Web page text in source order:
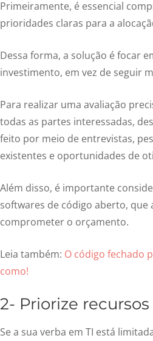
Primeiramente, é essencial
prioridades claras para a
Dessa forma, a solução é focar
investimento, em vez de seguir
Para realizar uma avaliação
todas as partes interessadas,
feito por meio de entrevistas,
existentes e oportunidades de
Além disso, é importante
softwares de código aberto, que
comprometer o orçamento.
Leia também: O código fechado
como!
2- Priorize
Se a sua verba em TI está